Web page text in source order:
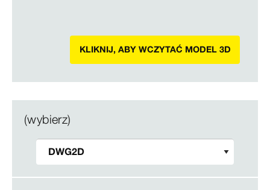
KLIKNIJ, ABY WCZYTAĆ MODEL 3D
(wybierz)